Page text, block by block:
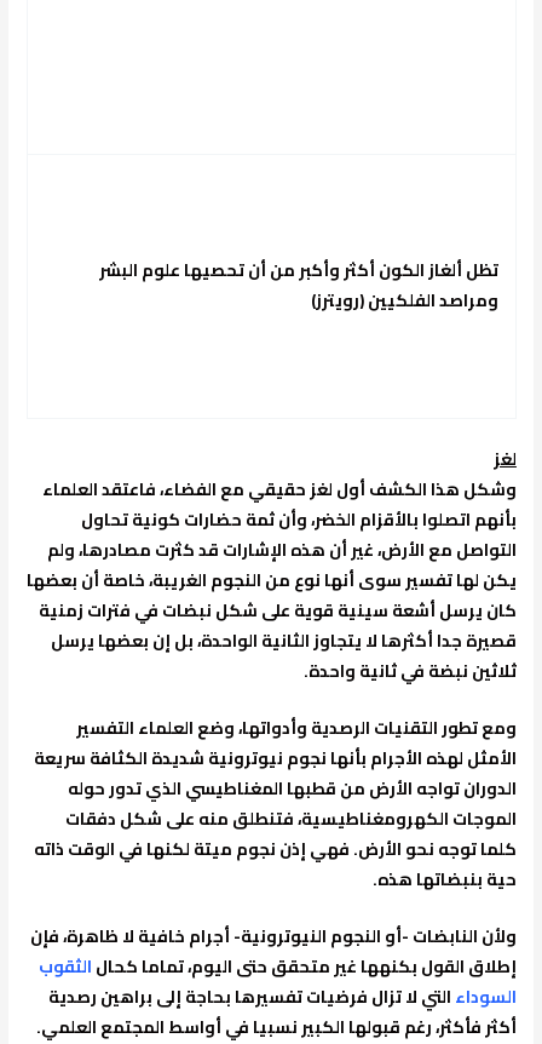
تظل ألغاز الكون أكثر وأكبر من أن تحصيها علوم البشر
ومراصد الفلكيين(رويترز)
لغز
وشكل هذا الكشف أول لغز حقيقي مع الفضاء، فاعتقد العلماء
بأنهم اتصلوا بالأقزام الخضر، وأن ثمة حضارات كونية تحاول
التواصل مع الأرض، غير أن هذه الإشارات قد كثرت مصادرها، ولم
يكن لها تفسير سوى أنها نوع من النجوم الغريبة، خاصة أن بعضها
كان يرسل أشعة سينية قوية على شكل نبضات في فترات زمنية
قصيرة جدا أكثرها لا يتجاوز الثانية الواحدة، بل إن بعضها يرسل
ثلاثين نبضة في ثانية واحدة.
ومع تطور التقنيات الرصدية وأدواتها، وضع العلماء التفسير
الأمثل لهذه الأجرام بأنها نجوم نيوترونية شديدة الكثافة سريعة
الدوران تواجه الأرض من قطبها المغناطيسي الذي تدور حوله
الموجات الكهرومغناطيسية، فتنطلق منه على شكل دفقات
كلما توجه نحو الأرض. فهي إذن نجوم ميتة لكنها في الوقت ذاته
حية بنبضاتها هذه.
ولأن النابضات -أو النجوم النيوترونية- أجرام خافية لا ظاهرة، فإن
إطلاق القول بكنهها غير متحقق حتى اليوم، تماما كحالالثقوب
السوداءالتي لا تزال فرضيات تفسيرها بحاجة إلى براهين رصدية
أكثر فأكثر، رغم قبولها الكبير نسبيا في أواسط المجتمع العلمي.